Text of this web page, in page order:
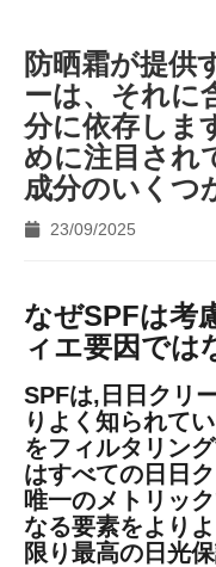
防晒霜が提供
ーは、それに
分に依存しま
めに注目され
成分のいくつ
23/09/2025
なぜSPFは考
ィエ要因では
SPFは,日日クリ
りよく知られて
をフィルタリン
はすべての日日
唯一のメトリッ
なる要素をより
限り最高の日光